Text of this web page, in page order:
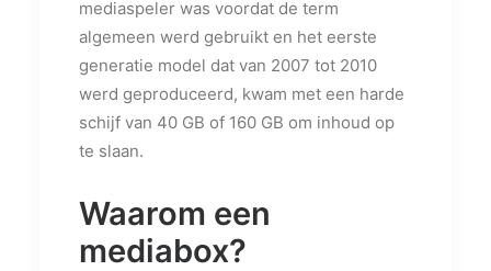
mediaspeler was voordat de term
algemeen werd gebruikt en het eerste
generatie model dat van 2007 tot 2010
werd geproduceerd, kwam met een harde
schijf van 40 GB of 160 GB om inhoud op
te slaan.
Waarom een
mediabox?